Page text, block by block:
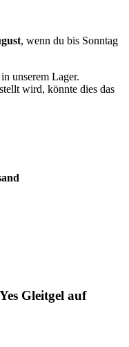
, wenn du bis Sonntag
unserem Lager.
wird, könnte dies das
Gleitgel auf